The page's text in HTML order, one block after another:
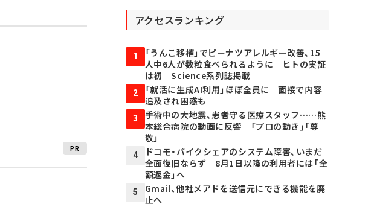
PR
アクセスランキング
1
「うんこ移植」でピーナツアレルギー改善、15
人中6人が数粒食べられるように ヒトの実証
は初 Science系列誌掲載
2
「就活に生成AI利用」ほぼ全員に 面接で内容
追及され困惑も
3
手術中の大地震、患者守る医療スタッフ……熊
本総合病院の動画に反響 「プロの動き」「尊
敬」
4
ドコモ・バイクシェアのシステム障害、いまだ
全面復旧ならず 8月1日以降の利用者には「全
額返金」へ
5
Gmail、他社メアドを送信元にできる機能を廃
止へ